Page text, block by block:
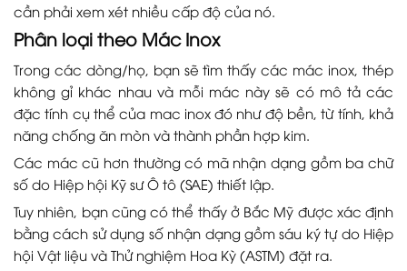
cần phải xem xét nhiều cấp độ của nó.
Phân loại theo Mác Inox
Trong các dòng/họ, bạn sẽ tìm thấy các mác inox, thép
không gỉ khác nhau và mỗi mác này sẽ có mô tả các
đặc tính cụ thể của mac inox đó như độ bền, từ tính, khả
năng chống ăn mòn và thành phần hợp kim.
Các mác cũ hơn thường có mã nhận dạng gồm ba chữ
số do Hiệp hội Kỹ sư Ô tô (SAE) thiết lập.
Tuy nhiên, bạn cũng có thể thấy ở Bắc Mỹ được xác định
bằng cách sử dụng số nhận dạng gồm sáu ký tự do Hiệp
hội Vật liệu và Thử nghiệm Hoa Kỳ (ASTM) đặt ra.